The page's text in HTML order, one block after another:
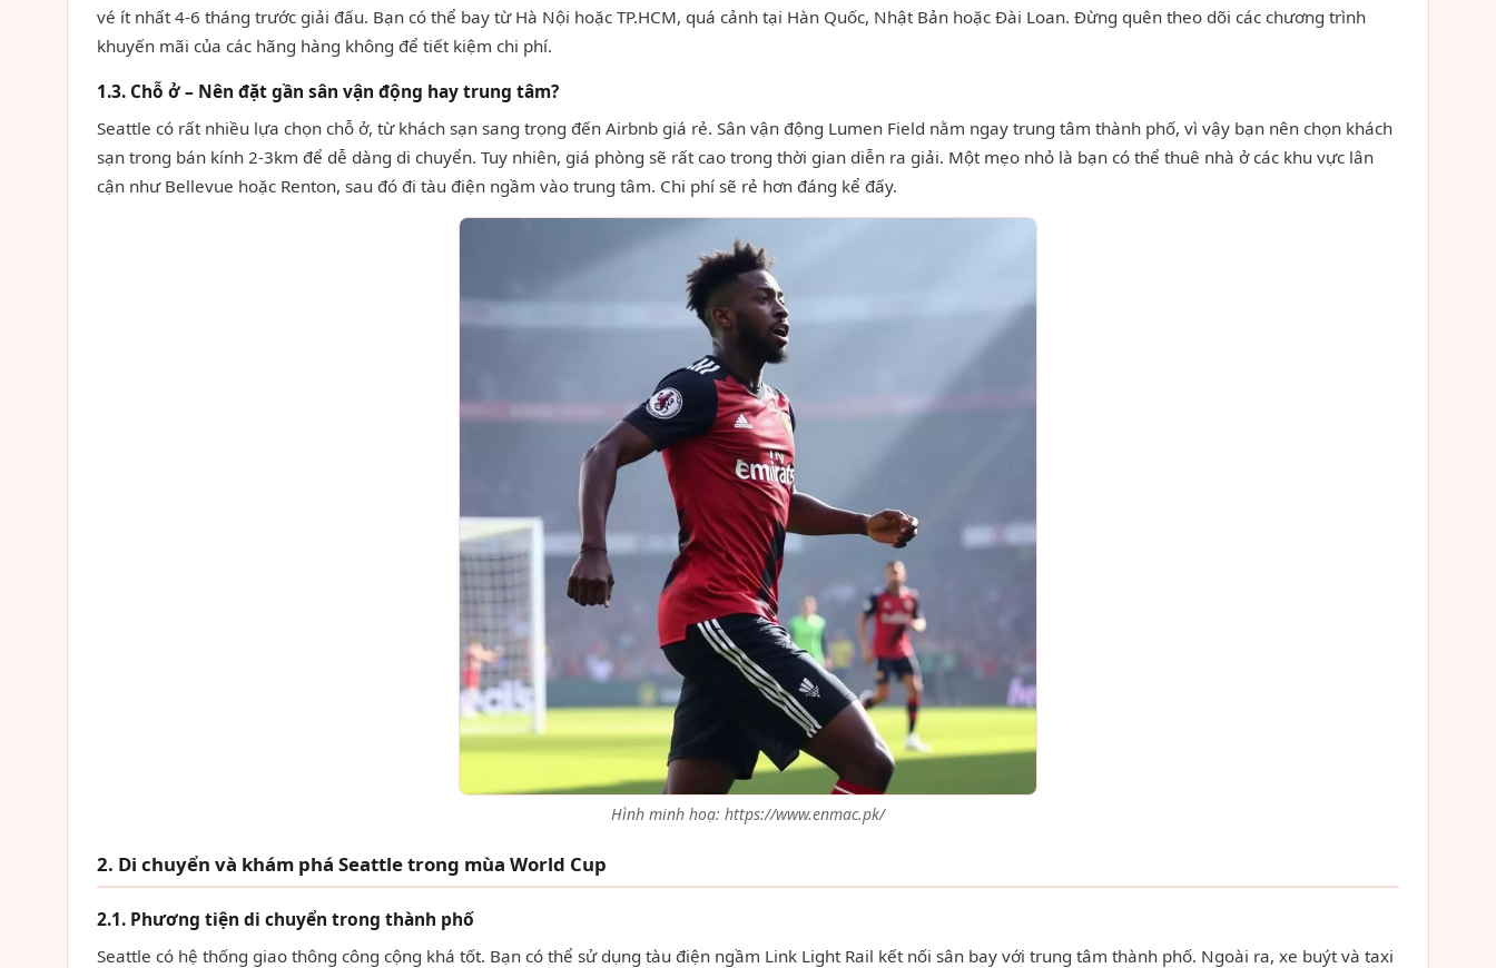
vé ít nhất 4-6 tháng trước giải đấu. Bạn có thể bay từ Hà Nội hoặc TP.HCM, quá cảnh tại Hàn Quốc, Nhật Bản hoặc Đài Loan. Đừng quên theo dõi các chương trình
khuyến mãi của các hãng hàng không để tiết kiệm chi phí.
1.3. Chỗ ở – Nên đặt gần sân vận động hay trung tâm?
Seattle có rất nhiều lựa chọn chỗ ở, từ khách sạn sang trọng đến Airbnb giá rẻ. Sân vận động Lumen Field nằm ngay trung tâm thành phố, vì vậy bạn nên chọn khách
sạn trong bán kính 2-3km để dễ dàng di chuyển. Tuy nhiên, giá phòng sẽ rất cao trong thời gian diễn ra giải. Một mẹo nhỏ là bạn có thể thuê nhà ở các khu vực lân
cận như Bellevue hoặc Renton, sau đó đi tàu điện ngầm vào trung tâm. Chi phí sẽ rẻ hơn đáng kể đấy.
Hình minh hoạ: https://www.enmac.pk/
2. Di chuyển và khám phá Seattle trong mùa World Cup
2.1. Phương tiện di chuyển trong thành phố
Seattle có hệ thống giao thông công cộng khá tốt. Bạn có thể sử dụng tàu điện ngầm Link Light Rail kết nối sân bay với trung tâm thành phố. Ngoài ra, xe buýt và taxi